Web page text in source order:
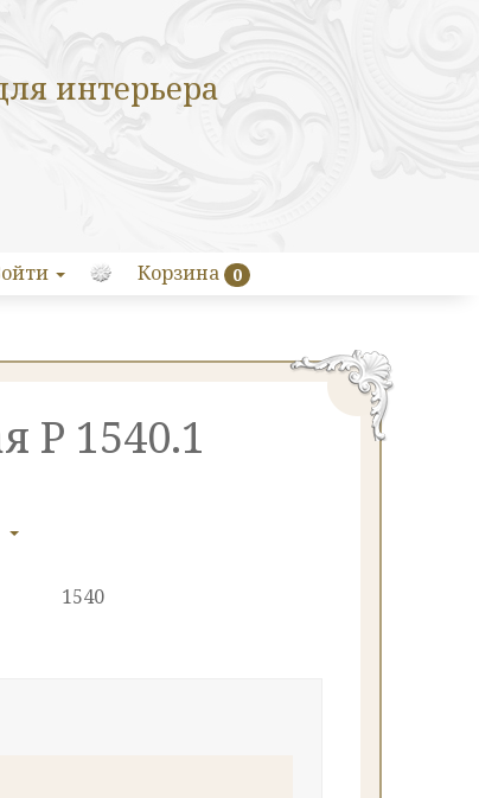
интерьера
Корзина 0
Р 1540.1
1540